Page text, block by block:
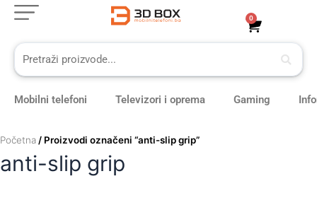
Skip
content
0
Cart
Mobilni telefoni Televizori i oprema Gaming
Početna / Proizvodi označeni “anti-slip grip”
anti-slip grip